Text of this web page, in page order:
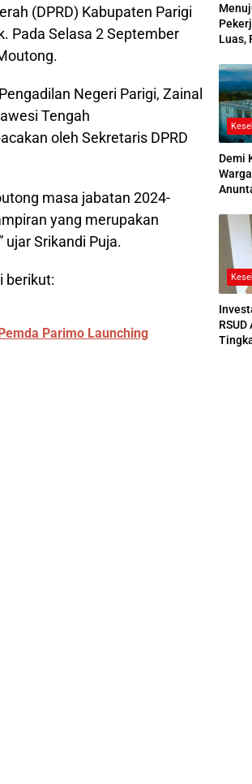
(DPRD) Kabupaten Parigi
Pada Selasa 2 September
Negeri Parigi, Zainal
Tengah
oleh Sekretaris DPRD
masa jabatan 2024-
yang merupakan
ujar Srikandi Puja.
berikut:
Parimo Launching
Luas,
2026
Demi